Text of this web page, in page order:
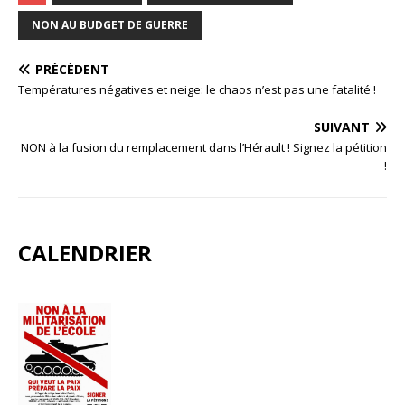
NON AU BUDGET DE GUERRE
PRÉCÉDENT
Températures négatives et neige: le chaos n’est pas une fatalité !
SUIVANT
NON à la fusion du remplacement dans l’Hérault ! Signez la pétition
!
CALENDRIER